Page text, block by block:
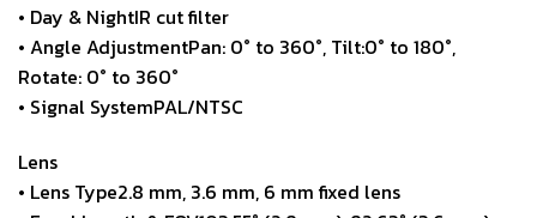
• Day & NightIR cut filter
• Angle AdjustmentPan: 0° to 360°, Tilt:0° to 180°,
Rotate: 0° to 360°
• Signal SystemPAL/NTSC
Lens
• Lens Type2.8 mm, 3.6 mm, 6 mm fixed lens